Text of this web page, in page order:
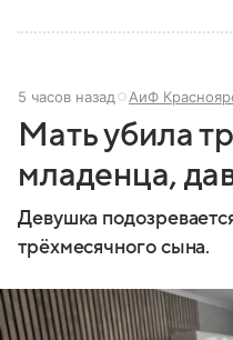
5 часов назад АиФ
Мать убила
младенца,
Девушка
трёхмесячного сына.